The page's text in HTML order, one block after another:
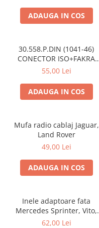
ADAUGA IN COS
30.558.P.DIN (1041-46)
CONECTOR ISO+FAKRA
CITROEN, 2003>
55,00 Lei
ADAUGA IN COS
Mufa radio cablaj Jaguar,
Land Rover
49,00 Lei
ADAUGA IN COS
Inele adaptoare fata
Mercedes Sprinter, Vito,
Viano, 271190-18
62,00 Lei